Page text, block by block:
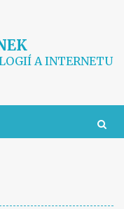
A INTERNETU